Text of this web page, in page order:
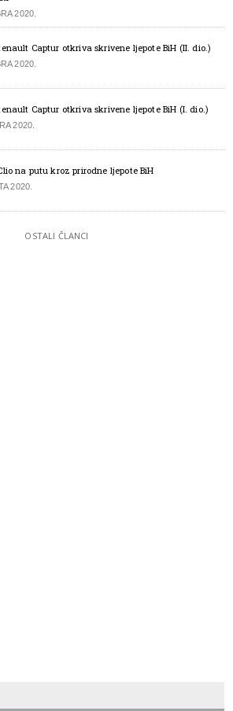
2020.
Captur otkriva skrivene ljepote BiH (II. dio.)
2020.
Captur otkriva skrivene ljepote BiH (I. dio.)
2020.
na putu kroz prirodne ljepote BiH
2020.
OSTALI ČLANCI